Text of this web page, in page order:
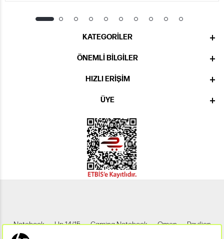
KATEGORILER
ÖNEMLI BILGILER
HIZLI ERIŞIM
ÜYE
Notebook Hp 14/15 Gaming Notebook Omen Pavilion